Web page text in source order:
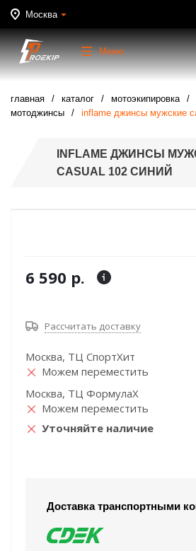
Москва
Меню
главная каталог мотоэкипировка
мотоджинсы
inflame джинсы мужские
INFLAME ДЖИНСЫ
CASUAL 102 СИНИЙ
6 590 р.
Рассчитать доставку
Москва, ТЦ СпортХит
Можем переместить
Москва, ТЦ ФормулаХ
Можем переместить
Уточняйте наличие
Доставка транспортными